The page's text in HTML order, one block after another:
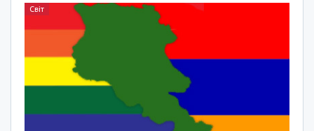
Світ